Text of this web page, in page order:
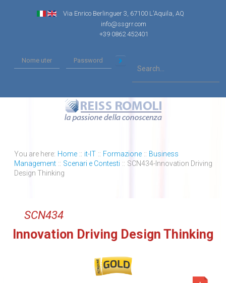
Via Enrico Berlinguer 3, 67100 L'Aquila, AQ
info@ssgrr.com
+39 0862 452401
You are here: Home :: it-IT :: Formazione :: Business
Management :: Scenari e Contesti :: SCN434-Innovation Driving
Design Thinking
SCN434
Innovation Driving Design Thinking